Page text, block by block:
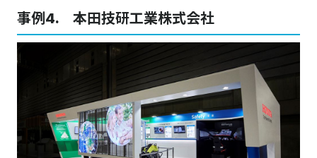
事例4. 本田技研工業株式会社